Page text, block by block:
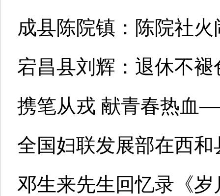
成县陈院镇：陈院社
宕昌县刘辉：退休不
携笔从戎 献青春热血
全国妇联发展部在西
邓生来先生回忆录《